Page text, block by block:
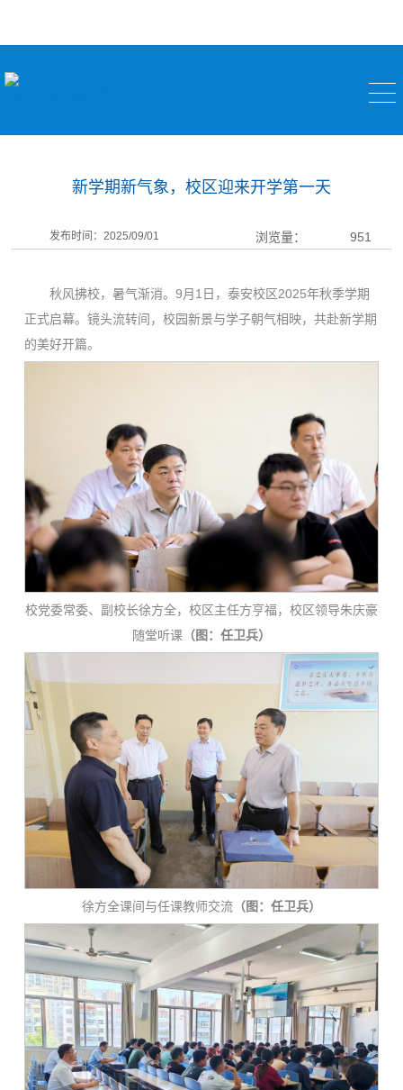
新学期新气象，校区迎来开学第一天
发布时间：2025/09/01 浏览量： 951
秋风拂校，暑气渐消。9月1日，泰安校区2025年秋季学期
正式启幕。镜头流转间，校园新景与学子朝气相映，共赴新学期
的美好开篇。
校党委常委、副校长徐方全，校区主任方亨福，校区领导朱庆豪
随堂听课 （图：任卫兵）
徐方全课间与任课教师交流 （图：任卫兵）